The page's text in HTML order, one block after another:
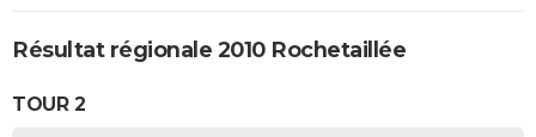
Résultat régionale 2010 Rochetaillée
TOUR 2